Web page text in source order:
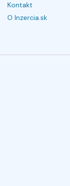
Kontakt
O Inzercia.sk